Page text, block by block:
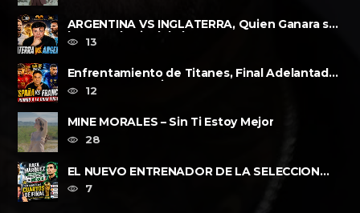
ARGENTINA VS INGLATERRA, Quien Ganara su
lugar?, a la Final de la FIFA......
13
Enfrentamiento de Titanes, Final Adelantada,
Espana vs Francia FWP2026
12
MINE MORALES – Sin Ti Estoy Mejor
28
EL NUEVO ENTRENADOR DE LA SELECCION
MEXICANA Y LOS CUARTOS DE FINAL, ......
7